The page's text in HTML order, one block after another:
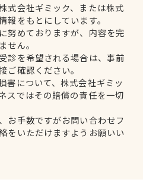
式会社ギミック、または株式
報をもとにしています。
努めておりますが、内容を完
せん。
診を希望される場合は、事前
ご確認ください。
害について、株式会社ギミッ
スではその賠償の責任を一切
お手数ですがお問い合わせフ
をいただけますようお願いい